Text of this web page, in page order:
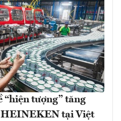
“hiện tượng” tăng
HEINEKEN tại Việt